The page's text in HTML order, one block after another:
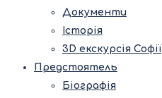
Документи
Історія
3D екскурсія Софії
Предстоятель
Біографія